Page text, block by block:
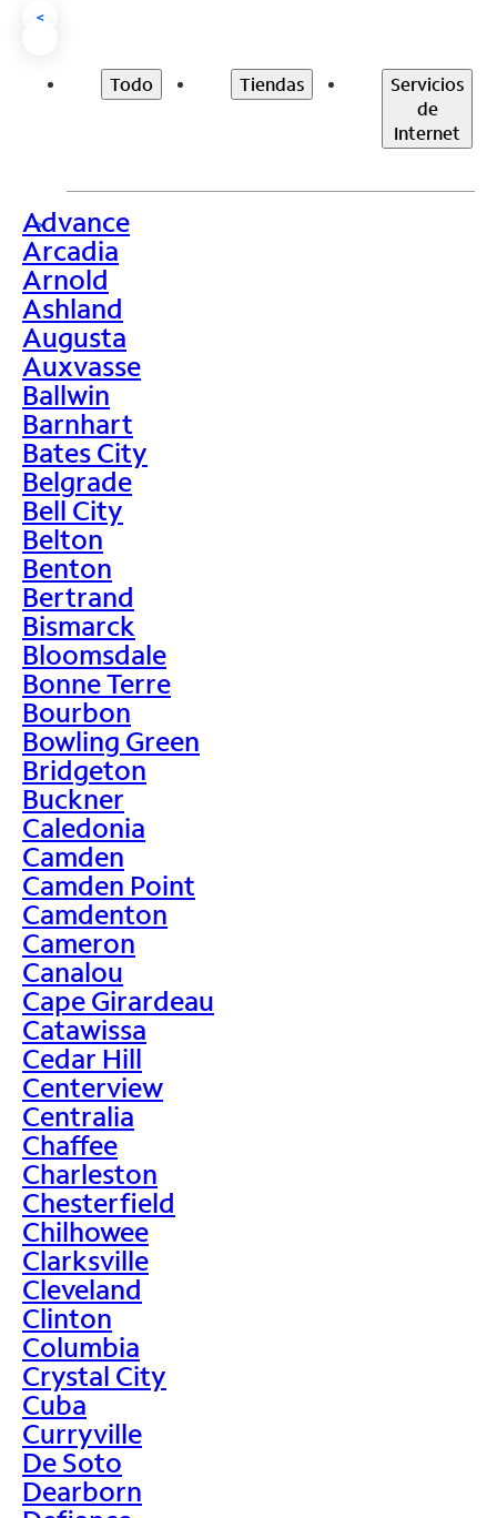
<
Todo Tiendas
Servicios
de
Internet
>
Advance
Arcadia
Arnold
Ashland
Augusta
Auxvasse
Ballwin
Barnhart
Bates City
Belgrade
Bell City
Belton
Benton
Bertrand
Bismarck
Bloomsdale
Bonne Terre
Bourbon
Bowling Green
Bridgeton
Buckner
Caledonia
Camden
Camden Point
Camdenton
Cameron
Canalou
Cape Girardeau
Catawissa
Cedar Hill
Centerview
Centralia
Chaffee
Charleston
Chesterfield
Chilhowee
Clarksville
Cleveland
Clinton
Columbia
Crystal City
Cuba
Curryville
De Soto
Dearborn